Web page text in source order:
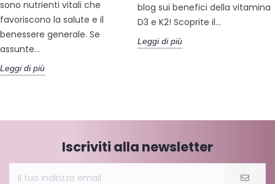
sono nutrienti vitali che
favoriscono la salute e il
benessere generale. Se
assunte...
Leggi di più
blog sui benefici della vitamina
D3 e K2! Scoprite il...
Leggi di più
Iscriviti alla newsletter